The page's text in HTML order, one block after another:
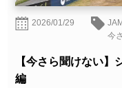
2026/01/29
今
【今さら聞けない
編